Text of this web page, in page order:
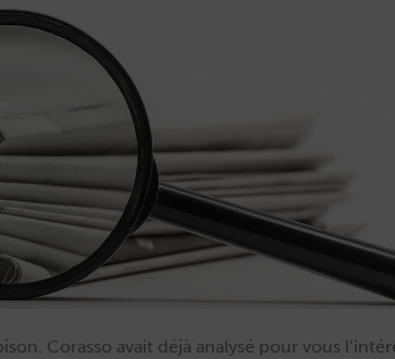
Coras­so avait déjà analysé pour vous